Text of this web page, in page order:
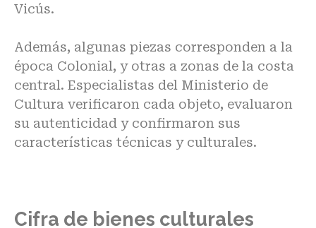
Vicús.
Además, algunas piezas corresponden a la
época Colonial, y otras a zonas de la costa
central. Especialistas del Ministerio de
Cultura verificaron cada objeto, evaluaron
su autenticidad y confirmaron sus
características técnicas y culturales.
Cifra de bienes culturales